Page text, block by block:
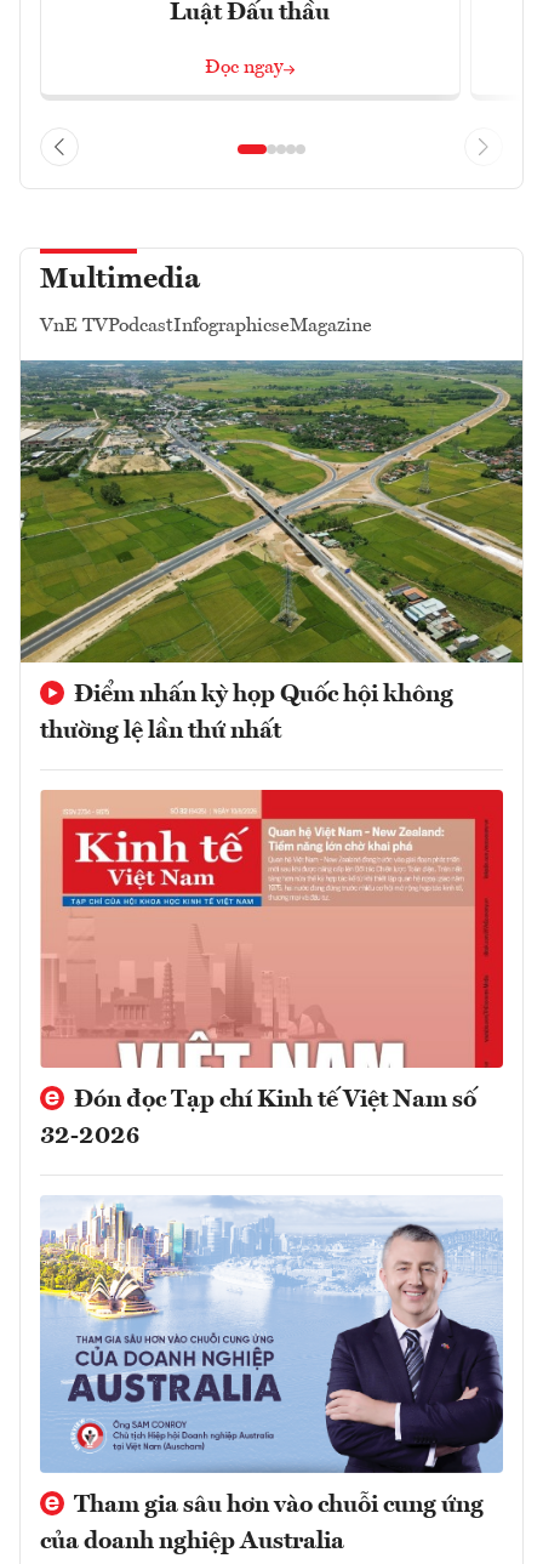
Luật Đấu thầu
Đọc ngay
Multimedia
VnE TVPodcastInfographicseMagazine
Điểm nhấn kỳ họp Quốc hội không
thường lệ lần thứ nhất
Đón đọc Tạp chí Kinh tế Việt Nam số
32-2026
Tham gia sâu hơn vào chuỗi cung ứng
của doanh nghiệp Australia